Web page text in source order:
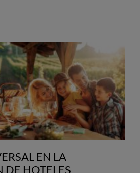
EN LA
DE HOTELES